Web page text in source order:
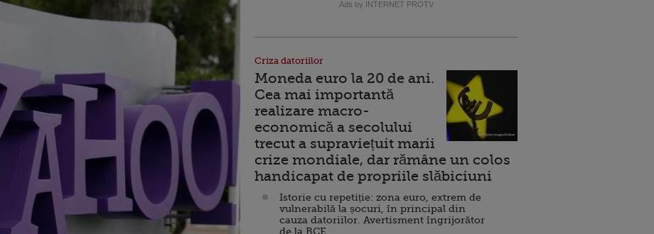
Ads by INTERNET PROTV
Criza datoriilor
Moneda euro la 20 de ani.
Cea mai importantă
realizare macro-
economică a secolului
trecut a supraviețuit marii
crize mondiale, dar rămâne un colos
handicapat de propriile slăbiciuni
Istorie cu repetiție: zona euro, extrem de
vulnerabilă la șocuri, în principal din
cauza datoriilor. Avertisment îngrijorător
de la BCE